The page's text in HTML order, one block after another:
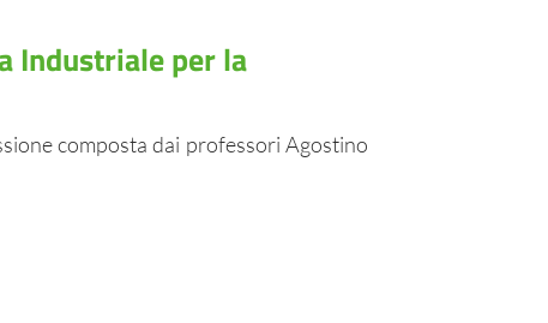
Industriale per la
composta dai professori Agostino